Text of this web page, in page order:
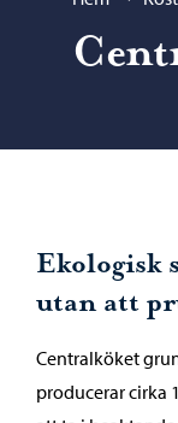
Ekologisk
utan att
Centralköket
producerar cirka